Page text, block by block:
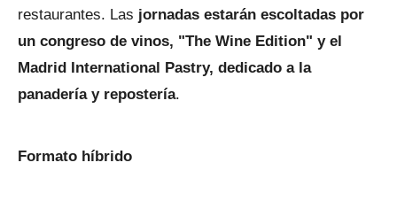
restaurantes. Las jornadas estarán escoltadas por
un congreso de vinos, "The Wine Edition" y el
Madrid International Pastry, dedicado a la
panadería y repostería.
Formato híbrido